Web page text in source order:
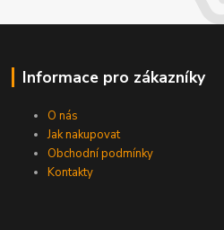
Informace pro zákazníky
O nás
Jak nakupovat
Obchodní podmínky
Kontakty